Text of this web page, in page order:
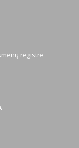
registre